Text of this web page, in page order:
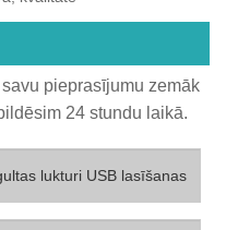
pieprasījumu zemāk
24 stundu laikā.